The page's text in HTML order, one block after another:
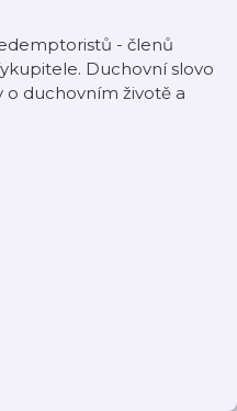
- členů
Duchovní slovo
o duchovním životě a